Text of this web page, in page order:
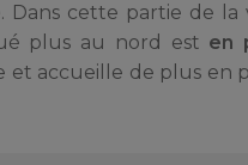
Dans cette partie de
plus au nord est en
accueille de plus en